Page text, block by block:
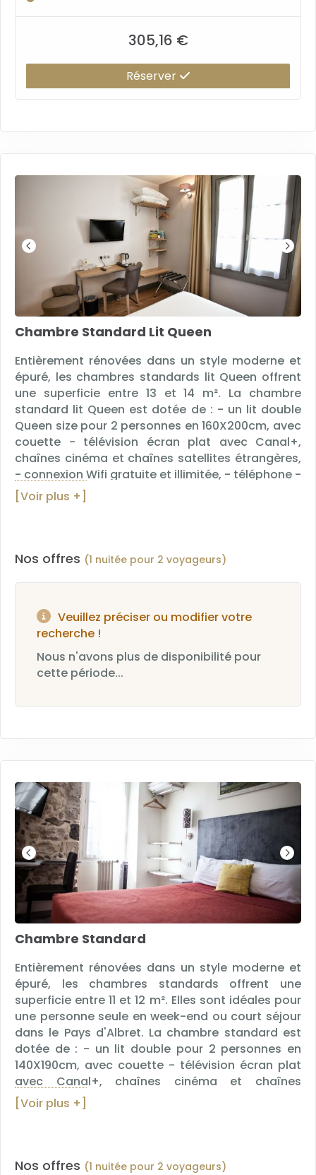
305,16 €
Réserver
Chambre Standard Lit Queen
Entièrement rénovées dans un style moderne et
épuré, les chambres standards lit Queen offrent
une superficie entre 13 et 14 m². La chambre
standard lit Queen est dotée de : - un lit double
Queen size pour 2 personnes en 160X200cm, avec
couette - télévision écran plat avec Canal+,
chaînes cinéma et chaînes satellites étrangères,
- connexion Wifi gratuite et illimitée, - téléphone -
prise USB - climatisation - plateau d'accueil -
salle de bain avec douche et WC, sèche-cheveux,
standards lit Queen ne permettent pas de
[Voir plus +]
Nos offres (1 nuitée pour 2 voyageurs)
Veuillez préciser ou modifier votre
recherche !
Nous n'avons plus de disponibilité pour
cette période...
Chambre Standard
Entièrement rénovées dans un style moderne et
épuré, les chambres standards offrent une
superficie entre 11 et 12 m². Elles sont idéales pour
une personne seule en week-end ou court séjour
dans le Pays d'Albret. La chambre standard est
dotée de : - un lit double pour 2 personnes en
140X190cm, avec couette - télévision écran plat
avec Canal+, chaînes cinéma et chaînes
satellites étrangères, - connexion Wifi gratuite et
illimitée, - téléphone - prise USB - climatisation -
mouchoirs - chaussons, serviettes et produits
[Voir plus +]
Nos offres (1 nuitée pour 2 voyageurs)